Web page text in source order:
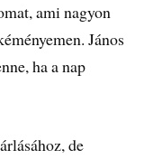
ami nagyon
János
ha a nap
de